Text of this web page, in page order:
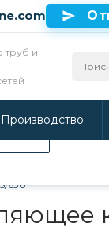
труб и
Производство
630